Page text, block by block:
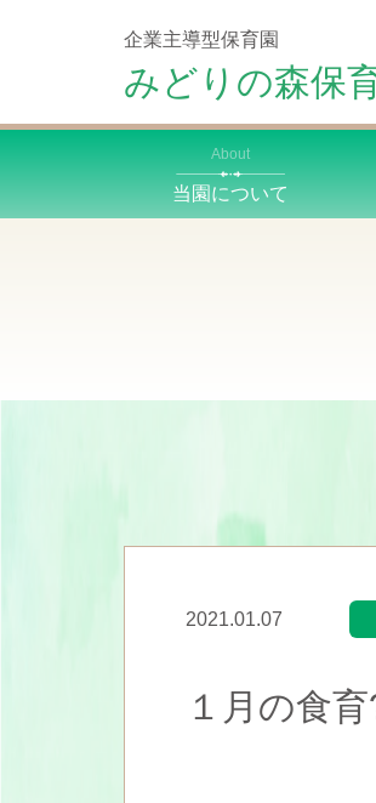
企業主導型保育園
みどりの森保
About
当園について
2021.01.07
１月の食育